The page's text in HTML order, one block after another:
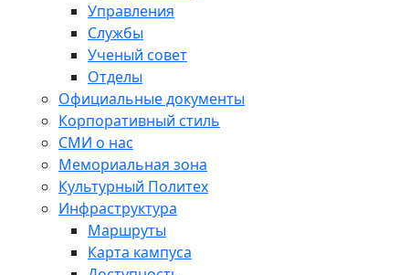
Управления
Службы
Ученый совет
Отделы
Официальные документы
Корпоративный стиль
СМИ о нас
Мемориальная зона
Культурный Политех
Инфраструктура
Маршруты
Карта кампуса